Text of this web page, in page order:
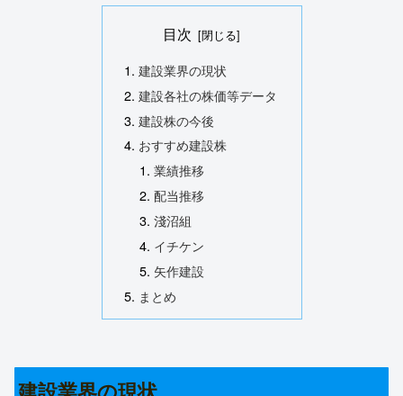
目次
建設業界の現状
建設各社の株価等データ
建設株の今後
おすすめ建設株
業績推移
配当推移
淺沼組
イチケン
矢作建設
まとめ